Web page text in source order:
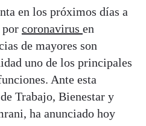
en los próximos días a
por coronavirus en
de mayores son
uno de los principales
Ante esta
Trabajo, Bienestar y
ha anunciado hoy